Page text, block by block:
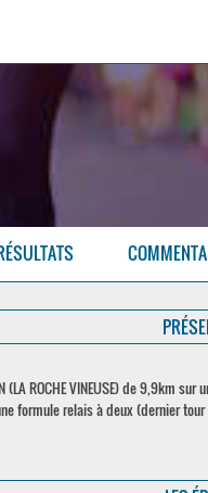
ROCHE VINEUSE) de 9,9km
formule relais à deux (dernier